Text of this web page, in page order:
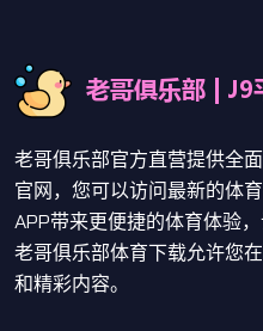
老哥俱乐部官方直营提供全
官网，您可以访问最新的体
APP带来更便捷的体育体验
老哥俱乐部体育下载允许您
和精彩内容。